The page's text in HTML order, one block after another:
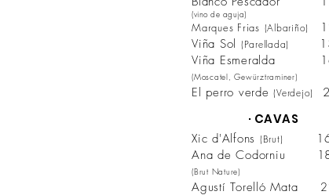
(vino de aguja)
Marques Frias (Albariño)
Viña Sol (Parellada)
Viña Esmeralda
(Moscatel, Gewürztraminer)
El perro verde(Verdejo)
· CAVAS
Xic d'Alfons (Brut)
Ana de Codorniu
(Brut Nature)
Agustí Torelló Mata